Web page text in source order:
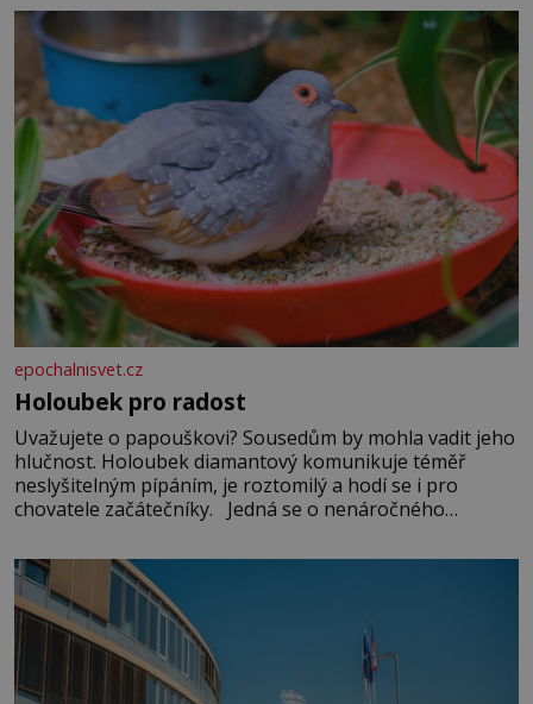
epochalnisvet.cz
Holoubek pro radost
Uvažujete o papouškovi? Sousedům by mohla vadit jeho
hlučnost. Holoubek diamantový komunikuje téměř
neslyšitelným pípáním, je roztomilý a hodí se i pro
chovatele začátečníky. Jedná se o nenáročného
času tráví na zemi, kde sbírá zbytky semínek Jeho
domovinou je prakticky celá Austrálie s výjimkou
pobřežní oblasti.